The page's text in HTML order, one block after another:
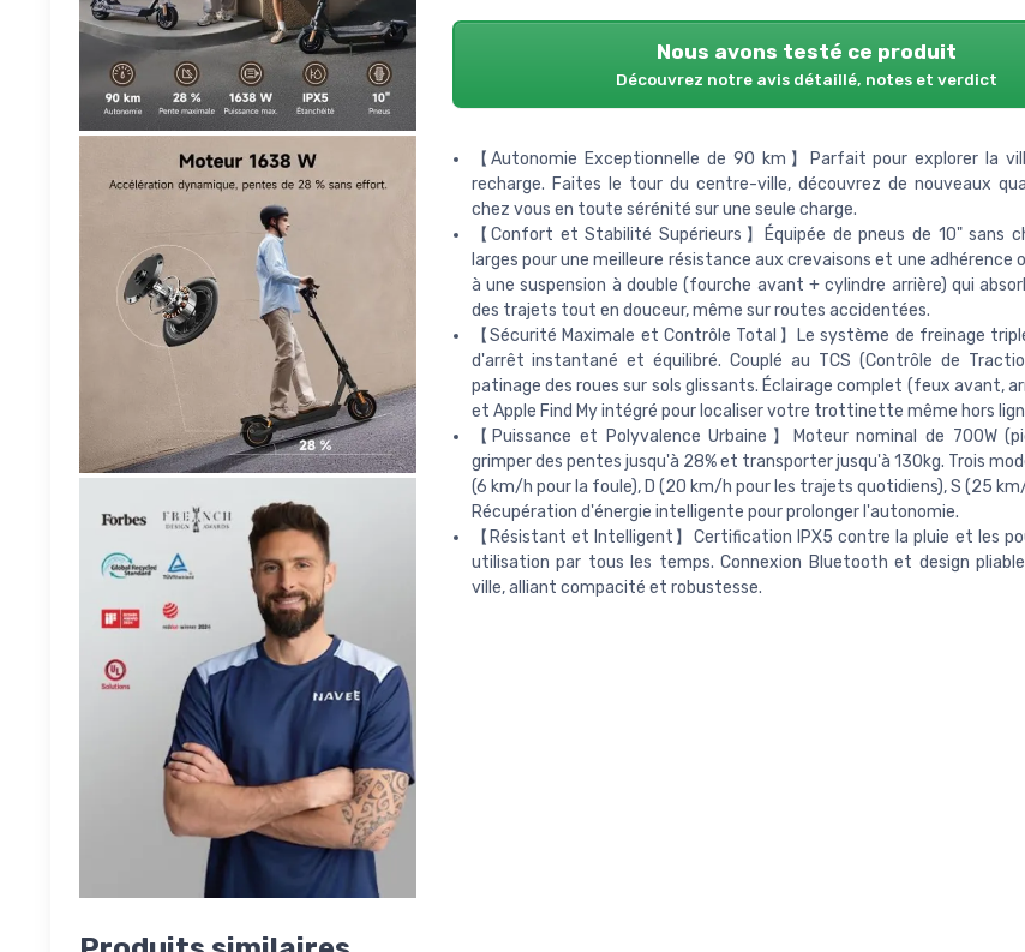
Nous avons testé ce produit
Découvrez notre avis détaillé, notes et verdict
【Autonomie Exceptionnelle de 90 km】Parfait pour explorer la
recharge. Faites le tour du centre-ville, découvrez de nouveaux
chez vous en toute sérénité sur une seule charge.
【Confort et Stabilité Supérieurs】Équipée de pneus de 10" sans
larges pour une meilleure résistance aux crevaisons et une adhérence
à une suspension à double (fourche avant + cylindre arrière) qui
des trajets tout en douceur, même sur routes accidentées.
【Sécurité Maximale et Contrôle Total】Le système de freinage
d'arrêt instantané et équilibré. Couplé au TCS (Contrôle de
patinage des roues sur sols glissants. Éclairage complet (feux avant,
et Apple Find My intégré pour localiser votre trottinette même hors
【Puissance et Polyvalence Urbaine】Moteur nominal de 700W
grimper des pentes jusqu'à 28% et transporter jusqu'à 130kg. Trois
(6 km/h pour la foule), D (20 km/h pour les trajets quotidiens), S (25
Récupération d'énergie intelligente pour prolonger l'autonomie.
【Résistant et Intelligent】Certification IPX5 contre la pluie et les
utilisation par tous les temps. Connexion Bluetooth et design
ville, alliant compacité et robustesse.